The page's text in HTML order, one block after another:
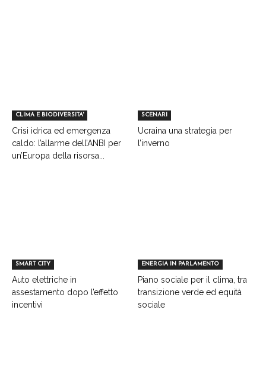
CLIMA E BIODIVERSITA'
Crisi idrica ed emergenza
caldo: l’allarme dell’ANBI per
un’Europa della risorsa...
SCENARI
Ucraina una strategia per
l’inverno
SMART CITY
Auto elettriche in
assestamento dopo l’effetto
incentivi
ENERGIA IN PARLAMENTO
Piano sociale per il clima, tra
transizione verde ed equità
sociale